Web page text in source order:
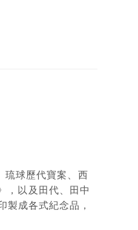
琉球歷代寶案、西
，以及田代、田中
成各式紀念品，